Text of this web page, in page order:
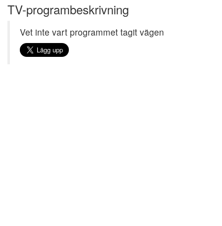
TV-programbeskrivning
Vet inte vart programmet tagit vägen